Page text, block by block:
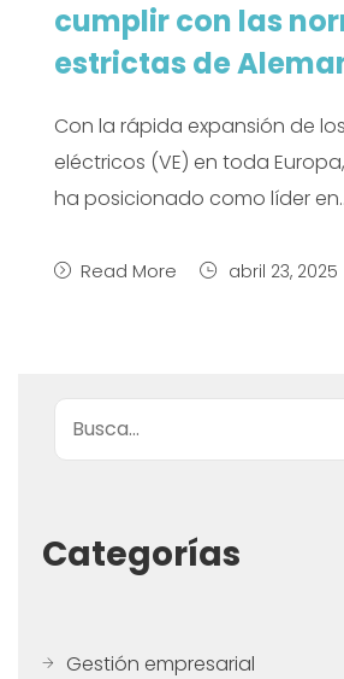
cumplir con las
estrictas de
Con la rápida expansión de
eléctricos (VE) en toda
ha posicionado como líder
Read More abril 23, 2025
Buscar
Categorías
Gestión empresarial